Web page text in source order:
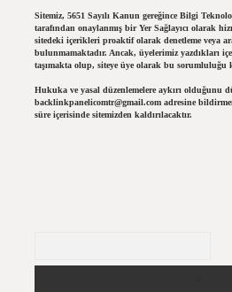
Sitemiz, 5651 Sayılı Kanun gereğince Bilgi
tarafından onaylanmış bir Yer Sağlayıcı olarak
sitedeki içerikleri proaktif olarak denetleme veya
bulunmamaktadır. Ancak, üyelerimiz yazdıkları
taşımakta olup, siteye üye olarak bu sorumluluğu
Hukuka ve yasal düzenlemelere aykırı olduğunu
backlinkpanelicomtr@gmail.comadresine
süre içerisinde sitemizden kaldırılacaktır.